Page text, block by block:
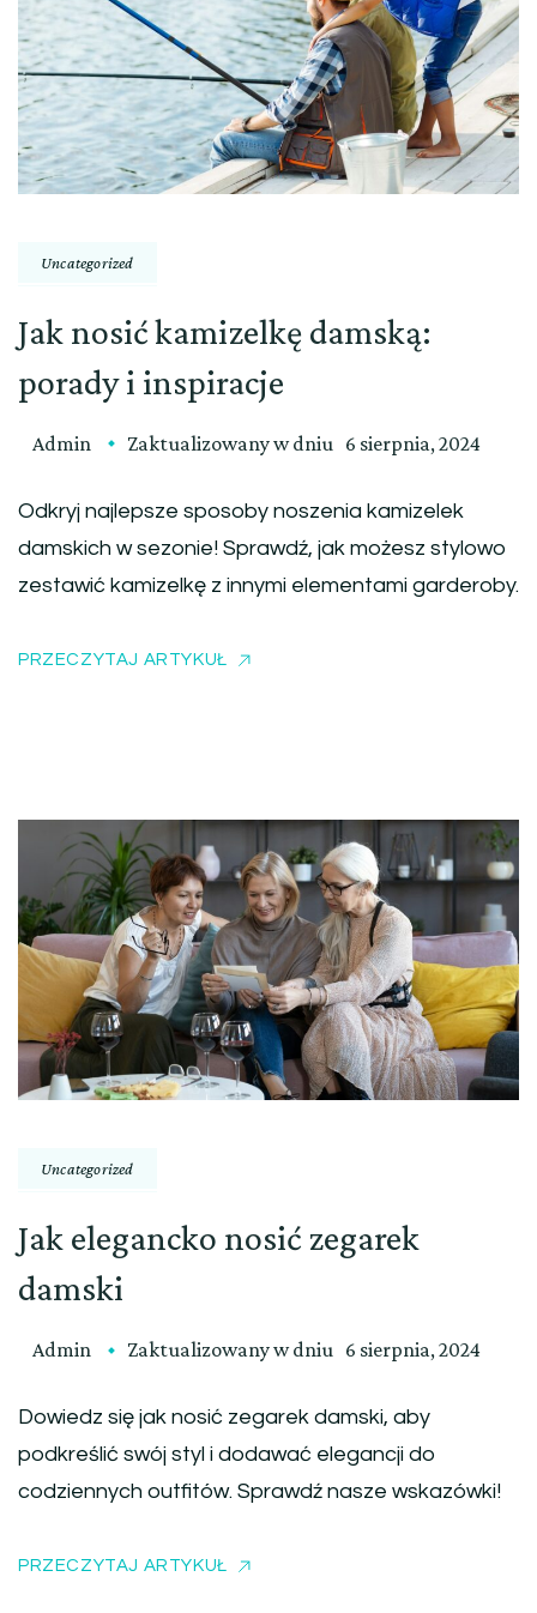
Uncategorized
Jak nosić kamizelkę damską:
porady i inspiracje
Admin Zaktualizowany w dniu 6 sierpnia, 2024
Odkryj najlepsze sposoby noszenia kamizelek
damskich w sezonie! Sprawdź, jak możesz stylowo
zestawić kamizelkę z innymi elementami garderoby.
PRZECZYTAJ ARTYKUŁ
Uncategorized
Jak elegancko nosić zegarek
damski
Admin Zaktualizowany w dniu 6 sierpnia, 2024
Dowiedz się jak nosić zegarek damski, aby
podkreślić swój styl i dodawać elegancji do
codziennych outfitów. Sprawdź nasze wskazówki!
PRZECZYTAJ ARTYKUŁ